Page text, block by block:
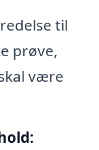
til
prøve,
være